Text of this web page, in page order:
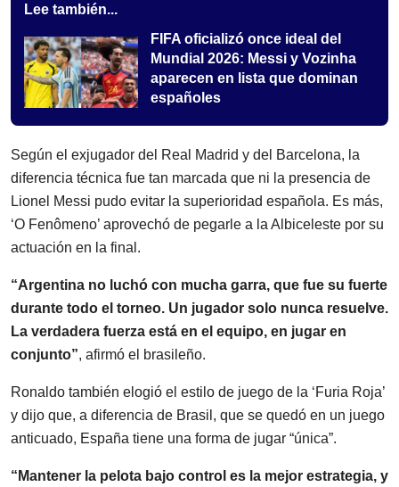
Lee también...
FIFA oficializó once ideal del
Mundial 2026: Messi y Vozinha
aparecen en lista que dominan
españoles
Según el exjugador del Real Madrid y del Barcelona, la
diferencia técnica fue tan marcada que ni la presencia de
Lionel Messi pudo evitar la superioridad española. Es más,
‘O Fenômeno’ aprovechó de pegarle a la Albiceleste por su
actuación en la final.
“Argentina no luchó con mucha garra, que fue su fuerte
durante todo el torneo. Un jugador solo nunca resuelve.
La verdadera fuerza está en el equipo, en jugar en
conjunto”, afirmó el brasileño.
Ronaldo también elogió el estilo de juego de la ‘Furia Roja’
y dijo que, a diferencia de Brasil, que se quedó en un juego
anticuado, España tiene una forma de jugar “única”.
“Mantener la pelota bajo control es la mejor estrategia, y